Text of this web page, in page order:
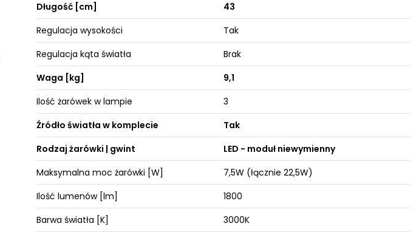
Długość [cm]
43
Regulacja wysokości
Tak
Regulacja kąta światła
Brak
Waga [kg]
9,1
Ilość żarówek w lampie
3
Źródło światła w komplecie
Tak
Rodzaj żarówki | gwint
LED - moduł niewymienny
Maksymalna moc żarówki [W]
7,5W (łącznie 22,5W)
Ilość lumenów [lm]
1800
Barwa światła [K]
3000K